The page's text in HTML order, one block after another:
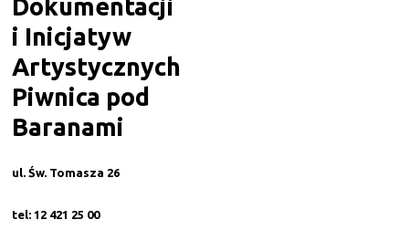
ul. Św. Tomasza 26
tel: 12 421 25 00